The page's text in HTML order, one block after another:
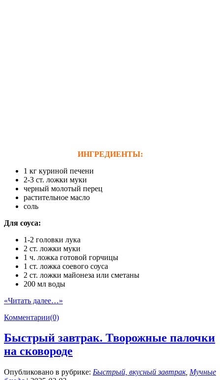
ИНГРЕДИЕНТЫ:
1 кг куриной печени
2-3 ст. ложки муки
черный молотый перец
растительное масло
соль
Для соуса:
1-2 головки лука
2 ст. ложки муки
1 ч. ложка готовой горчицы
1 ст. ложка соевого соуса
2 ст. ложки майонеза или сметаны
200 мл воды
«Читать далее…»
Комментарии(0)
Быстрый завтрак. Творожные палочки
на сковороде
Опубликовано в рубрике: Быстрый, вкусный завтрак, Мучные